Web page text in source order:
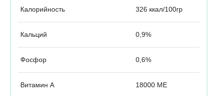
Калорийность 326 ккал/100гр
Кальций 0,9%
Фосфор 0,6%
Витамин А 18000 МЕ